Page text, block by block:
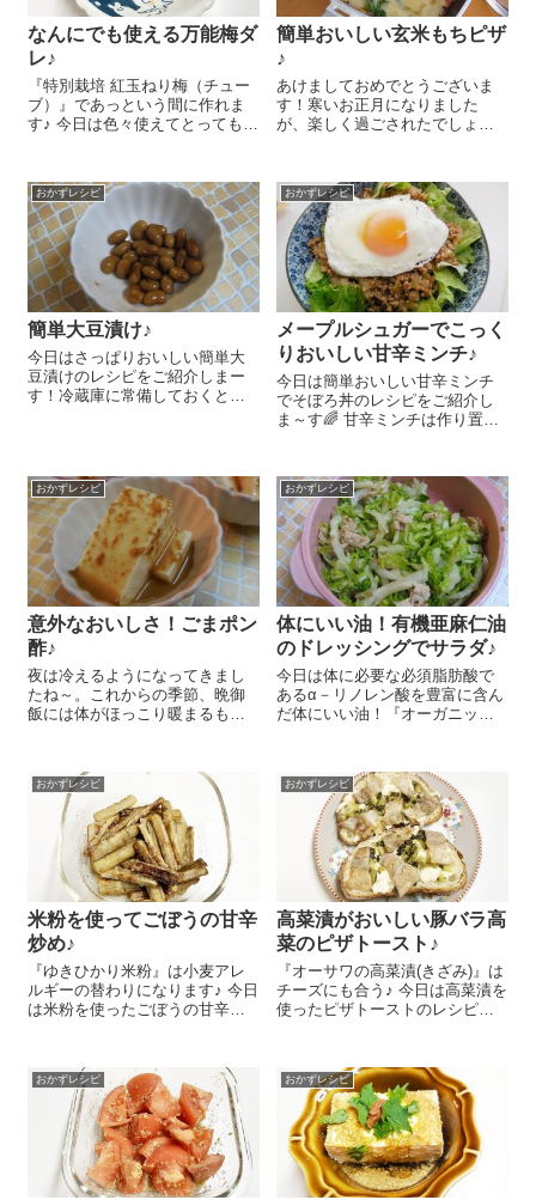
なんにでも使える万能梅ダ
レ♪
『特別栽培 紅玉ねり梅（チュー
ブ）』であっという間に作れま
す♪ 今日は色々使えてとっても便
メープルシロップ 大さじ3、ご
ま油 大さじ3、『特別栽培 紅玉
ねり梅...
簡単おいしい玄米もちピザ
♪
あけましておめでとうございま
す！寒いお正月になりました
が、楽しく過ごされたでしょう
たいと思っておりますので、ど
うぞよろしくお付き合いくださ
いませ(^^)/ フライパンに『オー
サワ...
おかずレシピ
簡単大豆漬け♪
今日はさっぱりおいしい簡単大
豆漬けのレシピをご紹介しまー
す！冷蔵庫に常備しておくと、
す。一晩浸した大豆を柔らかく
なるま...
おかずレシピ
メープルシュガーでこっく
りおいしい甘辛ミンチ♪
今日は簡単おいしい甘辛ミンチ
でそぼろ丼のレシピをご紹介し
ま～す🌈 甘辛ミンチは作り置き
ねぎ 1個はみじんぎりにしま
す。フライパンを熱し、豚挽き
肉 400gを入れて色が変わる
ま...
おかずレシピ
意外なおいしさ！ごまポン
酢♪
夜は冷えるようになってきまし
たね～。これからの季節、晩御
飯には体がほっこり暖まるもの
るんですが、いつも同じたれだ
と飽きちゃうので、あれこれア
レンジして食べてます。今日は
その中で意...
おかずレシピ
体にいい油！有機亜麻仁油
のドレッシングでサラダ♪
今日は体に必要な必須脂肪酸で
あるα－リノレン酸を豊富に含ん
だ体にいい油！『オーガニック
レシピをご紹介しまーす！現代
の食生活に不足しがちなα－リノ
レン酸を積極的に補うことで、
体内の脂肪酸...
おかずレシピ
米粉を使ってごぼうの甘辛
炒め♪
『ゆきひかり米粉』は小麦アレ
ルギーの替わりになります♪ 今日
は米粉を使ったごぼうの甘辛炒
り、さらに縦に４等分します。
『ゆきひかり米粉』 大さじ1を
ごぼうにし...
おかずレシピ
高菜漬がおいしい豚バラ高
菜のピザトースト♪
『オーサワの高菜漬(きざみ)』は
チーズにも合う♪ 今日は高菜漬を
使ったピザトーストのレシピを
切っておきます。お好みのパン
にピザ用チーズを薄くのせ、
『オーサワ...
おかずレシピ おかずレシピ